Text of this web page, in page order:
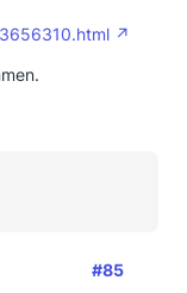
#85